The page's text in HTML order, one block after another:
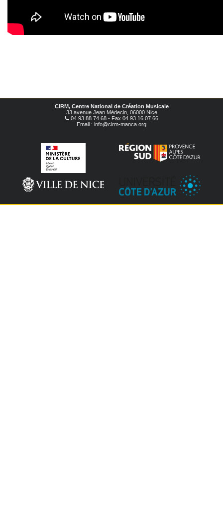
CIRM, Centre National de Création Musicale
33 avenue Jean Médecin, 06000 Nice
04 93 88 74 68 - Fax 04 93 16 07 66
Email : info@cirm-manca.org